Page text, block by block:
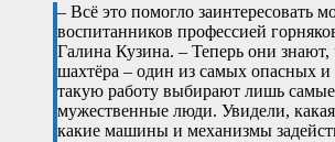
– Всё это помогло заинтересовать
воспитанников профессией
Галина Кузина. – Теперь они знают,
шахтёра – один из самых опасных и
такую работу выбирают лишь
мужественные люди. Увидели,
какие машины и механизмы